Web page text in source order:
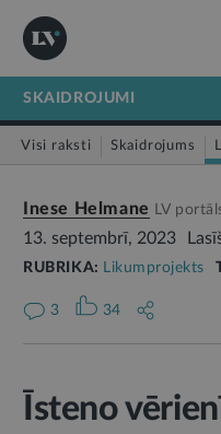
SKAIDROJUMI
Visi raksti Skaidrojums
Inese Helmane LV
13. septembrī, 2023
RUBRIKA: Likumprojekts
3 34
Īsteno